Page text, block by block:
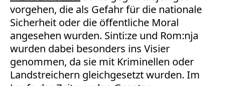
vorgehen, die als Gefahr für die nationale
Sicherheit oder die öffentliche Moral
angesehen wurden. Sinti:ze und Rom:nja
wurden dabei besonders ins Visier
genommen, da sie mit Kriminellen oder
Landstreichern gleichgesetzt wurden. Im